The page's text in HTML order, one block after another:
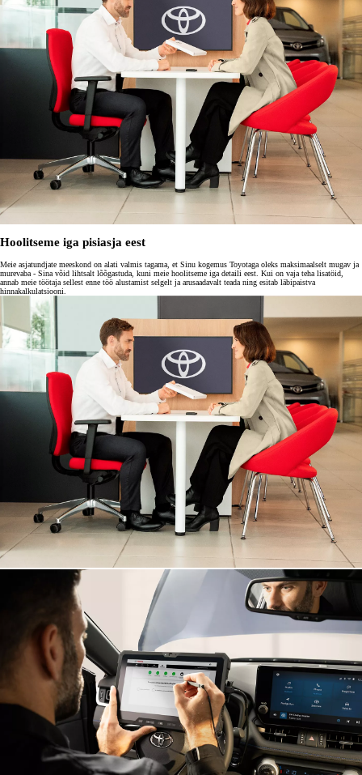
Hoolitseme iga pisiasja eest
Meie asjatundjate meeskond on alati valmis tagama, et Sinu kogemus Toyotaga oleks maksimaalselt mugav ja
murevaba ‑ Sina võid lihtsalt lõõgastuda, kuni meie hoolitseme iga detaili eest. Kui on vaja teha lisatöid,
annab meie töötaja sellest enne töö alustamist selgelt ja arusaadavalt teada ning esitab läbipaistva
hinnakalkulatsiooni.